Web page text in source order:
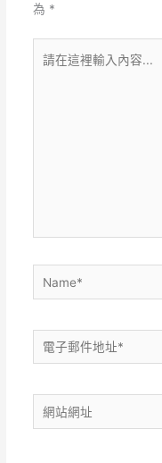
為 *
在
Name*
電
子
件
地
站